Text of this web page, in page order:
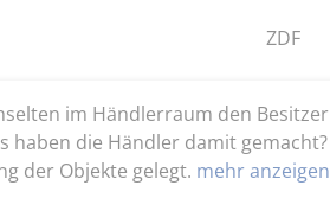
ZDF
im Händlerraum den
haben die Händler damit
der Objekte gelegt. mehr anzeigen